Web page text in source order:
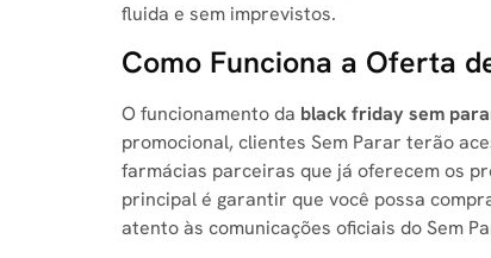
fluida e sem imprevistos.
Como Funciona a Oferta
O funcionamento da black friday sem
promocional, clientes Sem Parar terão
farmácias parceiras que já oferecem os
principal é garantir que você possa
atento às comunicações oficiais do Sem